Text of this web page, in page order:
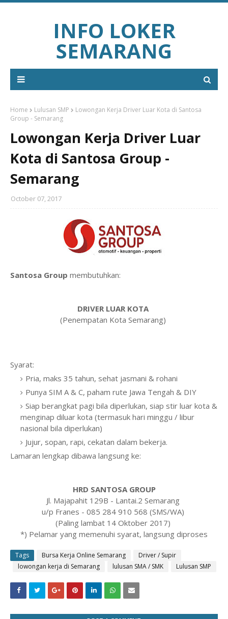
INFO LOKER
SEMARANG
Home Lulusan SMP
Lowongan Kerja Driver Luar Kota di Santosa
Group - Semarang
Lowongan Kerja Driver Luar
Kota di Santosa Group -
Semarang
October 07, 2017
Santosa Group membutuhkan:
DRIVER LUAR KOTA
(Penempatan Kota Semarang)
Syarat:
Pria, maks 35 tahun, sehat jasmani & rohani
Punya SIM A & C, paham rute Jawa Tengah & DIY
Siap berangkat pagi bila diperlukan, siap stir luar kota &
menginap diluar kota (termasuk hari minggu / libur
nasional bila diperlukan)
Jujur, sopan, rapi, cekatan dalam bekerja.
Lamaran lengkap dibawa langsung ke:
HRD SANTOSA GROUP
Jl. Majapahit 129B - Lantai.2 Semarang
u/p Franes - 085 284 910 568 (SMS/WA)
(Paling lambat 14 Oktober 2017)
*) Pelamar yang memenuhi syarat, langsung diproses
Tags Bursa Kerja Online Semarang
Driver / Supir
lowongan kerja di Semarang
lulusan SMA / SMK Lulusan SMP